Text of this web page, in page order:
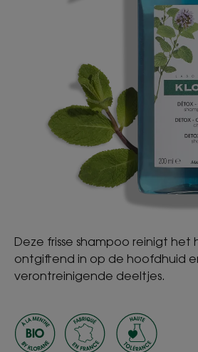
Deze frisse shampoo reinigt het
ontgiftend in op de hoofdhuid
verontreinigende deeltjes.